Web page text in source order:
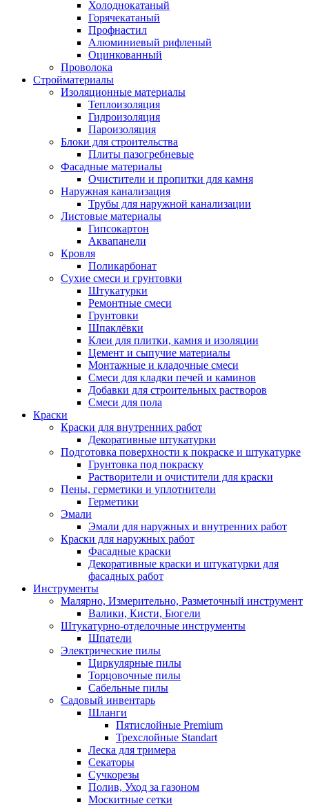
Холоднокатаный
Горячекатаный
Профнастил
Алюминиевый рифленый
Оцинкованный
Проволока
Стройматериалы
Изоляционные материалы
Теплоизоляция
Гидроизоляция
Пароизоляция
Блоки для строительства
Плиты пазогребневые
Фасадные материалы
Очистители и пропитки для камня
Наружная канализация
Трубы для наружной канализации
Листовые материалы
Гипсокартон
Аквапанели
Кровля
Поликарбонат
Сухие смеси и грунтовки
Штукатурки
Ремонтные смеси
Грунтовки
Шпаклёвки
Клеи для плитки, камня и изоляции
Цемент и сыпучие материалы
Монтажные и кладочные смеси
Смеси для кладки печей и каминов
Добавки для строительных растворов
Смеси для пола
Краски
Краски для внутренних работ
Декоративные штукатурки
Подготовка поверхности к покраске и штукатурке
Грунтовка под покраску
Растворители и очистители для краски
Пены, герметики и уплотнители
Герметики
Эмали
Эмали для наружных и внутренних работ
Краски для наружных работ
Фасадные краски
Декоративные краски и штукатурки для
фасадных работ
Инструменты
Малярно, Измерительно, Разметочный инструмент
Валики, Кисти, Бюгели
Штукатурно-отделочные инструменты
Шпатели
Электрические пилы
Циркулярные пилы
Торцовочные пилы
Сабельные пилы
Садовый инвентарь
Шланги
Пятислойные Premium
Трехслойные Standart
Леска для тримера
Секаторы
Сучкорезы
Полив, Уход за газоном
Москитные сетки